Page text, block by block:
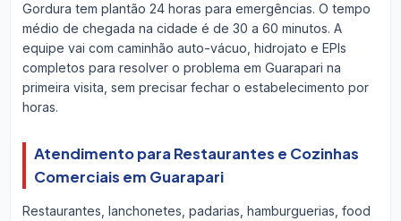
Gordura tem plantão 24 horas para emergências. O tempo
médio de chegada na cidade é de 30 a 60 minutos. A
equipe vai com caminhão auto-vácuo, hidrojato e EPIs
completos para resolver o problema em Guarapari na
primeira visita, sem precisar fechar o estabelecimento por
horas.
Atendimento para Restaurantes e Cozinhas
Comerciais em Guarapari
Restaurantes, lanchonetes, padarias, hamburguerias, food